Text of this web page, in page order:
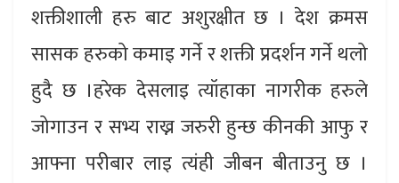
शक्तीशाली हरु बाट अशुरक्षीत छ । देश क्रमस
सासक हरुको कमाइ गर्ने र शक्ती प्रदर्शन गर्ने थलो
हुदै छ ।हरेक देसलाइ त्यॉहाका नागरीक हरुले
जोगाउन र सभ्य राख्न जरुरी हुन्छ कीनकी आफु र
आफ्ना परीबार लाइ त्यंही जीबन बीताउनु छ ।